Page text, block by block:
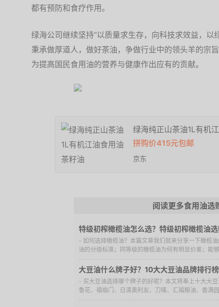
都有预防和食疗作用。
绿海公司继续坚持“以质量求生存，向科技求效益，
秉承做厚道人，做好茶油，争做行业中的领头羊的宗
为提高国民食用油的营养与健康作出应有的贡献。
绿海纯正山茶油1L有机
拼购价415元包邮
京东
阅读更多食用油选
特级初榨橄榄油怎么选？特级初榨橄榄油
- 如何选择橄榄油？本篇文章我们就来分享一下橄榄
油的分级标准；同等级的橄榄油为何有明显价差；能
大豆油什么牌子好？10大大豆油品牌排行榜
- 买大豆油选择哪个牌子的好呢？本文将奉上十大大
鲁花、福临门、日清奥利友、刀唛、汇福粮油、香满